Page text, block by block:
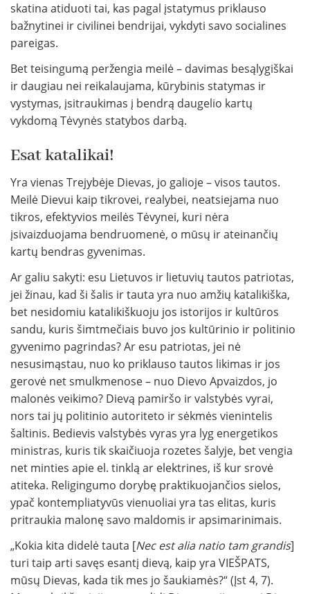
skatina atiduoti tai, kas pagal įstatymus priklauso
bažnytinei ir civilinei bendrijai, vykdyti savo socialines
pareigas.
Bet teisingumą peržengia meilė – davimas besąlygiškai
ir daugiau nei reikalaujama, kūrybinis statymas ir
vystymas, įsitraukimas į bendrą daugelio kartų
vykdomą Tėvynės statybos darbą.
Esat katalikai!
Yra vienas Trejybėje Dievas, jo galioje – visos tautos.
Meilė Dievui kaip tikrovei, realybei, neatsiejama nuo
tikros, efektyvios meilės Tėvynei, kuri nėra
įsivaizduojama bendruomenė, o mūsų ir ateinančių
kartų bendras gyvenimas.
Ar galiu sakyti: esu Lietuvos ir lietuvių tautos patriotas,
jei žinau, kad ši šalis ir tauta yra nuo amžių katalikiška,
bet nesidomiu katalikiškuoju jos istorijos ir kultūros
sandu, kuris šimtmečiais buvo jos kultūrinio ir politinio
gyvenimo pagrindas? Ar esu patriotas, jei nė
nesusimąstau, nuo ko priklauso tautos likimas ir jos
gerovė net smulkmenose – nuo Dievo Apvaizdos, jo
malonės veikimo? Dievą pamiršo ir valstybės vyrai,
nors tai jų politinio autoriteto ir sėkmės vienintelis
šaltinis. Bedievis valstybės vyras yra lyg energetikos
ministras, kuris tik skaičiuoja rozetes šalyje, bet vengia
net minties apie el. tinklą ar elektrines, iš kur srovė
atiteka. Religingumo dorybę praktikuojančios sielos,
ypač kontempliatyvūs vienuoliai yra tas elitas, kuris
pritraukia malonę savo maldomis ir apsimarinimais.
„Kokia kita didelė tauta [Nec est alia natio tam grandis]
turi taip arti savęs esantį dievą, kaip yra VIEŠPATS,
mūsų Dievas, kada tik mes jo šaukiamės?“ (Įst 4, 7).